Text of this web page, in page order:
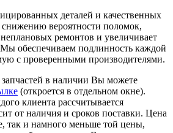
деталей и качественных
снижению вероятности поломок,
ремонтов и увеличивает
обеспечиваем подлинность каждой
с проверенными производителями.
в наличии Вы можете
(откроется в отдельном окне).
клиента рассчитывается
от наличия и сроков поставки. Цена
так и намного меньше той цены,